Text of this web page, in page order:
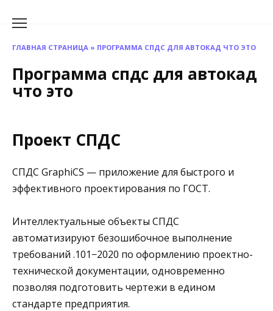
ГЛАВНАЯ СТРАНИЦА » ПРОГРАММА СПДС ДЛЯ АВТОКАД ЧТО ЭТО
Программа спдс для автокад
что это
Проект СПДС
СПДС GraphiCS — приложение для быстрого и
эффективного проектирования по ГОСТ.
Интеллектуальные объекты СПДС
автоматизируют безошибочное выполнение
требований .101−2020 по оформлению проектно-
технической документации, одновременно
позволяя подготовить чертежи в едином
стандарте предприятия.